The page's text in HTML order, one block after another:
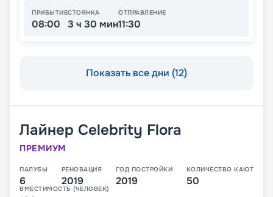
ПРИБЫТИЕ
08:00
СТОЯНКА
3 ч 30 мин
ОТПРАВЛЕНИЕ
11:30
Показать все дни (12)
Лайнер Celebrity Flora
ПРЕМИУМ
ПАЛУБЫ
6
РЕНОВАЦИЯ
2019
ГОД ПОСТРОЙКИ
2019
КОЛИЧЕСТВО КАЮТ
50
ВМЕСТИМОСТЬ (ЧЕЛОВЕК)